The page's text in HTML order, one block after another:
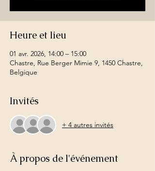
Heure et lieu
01 avr. 2026, 14:00 – 15:00
Chastre, Rue Berger Mimie 9, 1450 Chastre,
Belgique
Invités
+ 4 autres invités
À propos de l'événement